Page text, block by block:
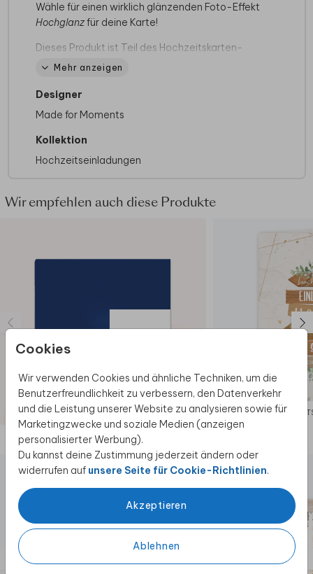
Cookies
Wir verwenden Cookies und ähnliche Techniken, um die
Benutzerfreundlichkeit zu verbessern, den Datenverkehr
und die Leistung unserer Website zu analysieren sowie für
Marketingzwecke und soziale Medien (anzeigen
personalisierter Werbung).
Du kannst deine Zustimmung jederzeit ändern oder
widerrufen auf unsere Seite für Cookie-Richtlinien.
Akzeptieren
Ablehnen
Wähle für einen wirklich glänzenden Foto-Effekt
Hochglanzfür deine Karte!
Dieses Produkt ist Teil des Hochzeitskarten-
Sets " The way to your heart
Quadratische Hochzeitseinladung mit
Wegweiser, Foto und Zweigen. Dieses Design ist
perfekt für Paare, die nach einer verspielten und
ausgefallenen Einladung suchen.
Bei quadratische Karten fällt ggf. ein anderes
Format erhältst du Umschläge in der Größe 14 x
Mehr anzeigen
Designer
Made for Moments
Kollektion
Hochzeitseinladungen
Wir empfehlen auch diese Produkte
Diese Produkte könnten dir auch gefallen